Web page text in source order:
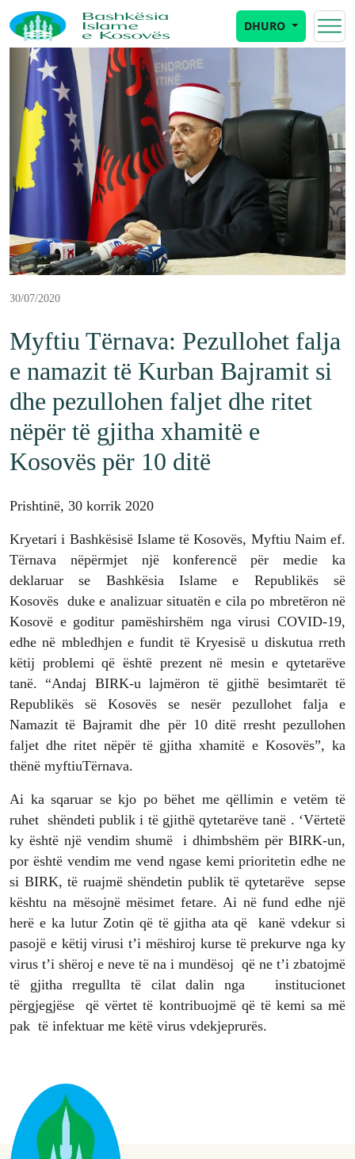
DHURO
30/07/2020
Myftiu Tërnava: Pezullohet falja
e namazit të Kurban Bajramit si
dhe pezullohen faljet dhe ritet
nëpër të gjitha xhamitë e
Kosovës për 10 ditë
Prishtinë, 30 korrik 2020
Kryetari i Bashkësisë Islame të Kosovës, Myftiu Naim ef.
Tërnava nëpërmjet një konferencë për medie ka
deklaruar se Bashkësia Islame e Republikës së
Kosovës duke e analizuar situatën e cila po mbretëron në
Kosovë e goditur pamëshirshëm nga virusi COVID-19,
edhe në mbledhjen e fundit të Kryesisë u diskutua rreth
këtij problemi që është prezent në mesin e qytetarëve
tanë. “Andaj BIRK-u lajmëron të gjithë besimtarët të
Republikës së Kosovës se nesër pezullohet falja e
Namazit të Bajramit dhe për 10 ditë rresht pezullohen
faljet dhe ritet nëpër të gjitha xhamitë e Kosovës”, ka
thënë myftiuTërnava.
Ai ka sqaruar se kjo po bëhet me qëllimin e vetëm të
ruhet shëndeti publik i të gjithë qytetarëve tanë . ‘Vërtetë
ky është një vendim shumë i dhimbshëm për BIRK-un,
por është vendim me vend ngase kemi prioritetin edhe ne
si BIRK, të ruajmë shëndetin publik të qytetarëve sepse
kështu na mësojnë mësimet fetare. Ai në fund edhe një
herë e ka lutur Zotin që të gjitha ata që kanë vdekur si
pasojë e këtij virusi t’i mëshiroj kurse të prekurve nga ky
virus t’i shëroj e neve të na i mundësoj që ne t’i zbatojmë
të gjitha rregullta të cilat dalin nga institucionet
përgjegjëse që vërtet të kontribuojmë që të kemi sa më
pak të infektuar me këtë virus vdekjeprurës.